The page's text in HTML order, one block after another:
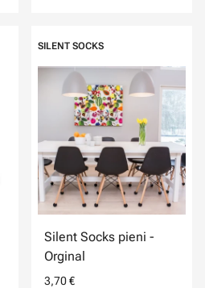
SILENT SOCKS
Silent Socks pieni -
Orginal
3,70 €